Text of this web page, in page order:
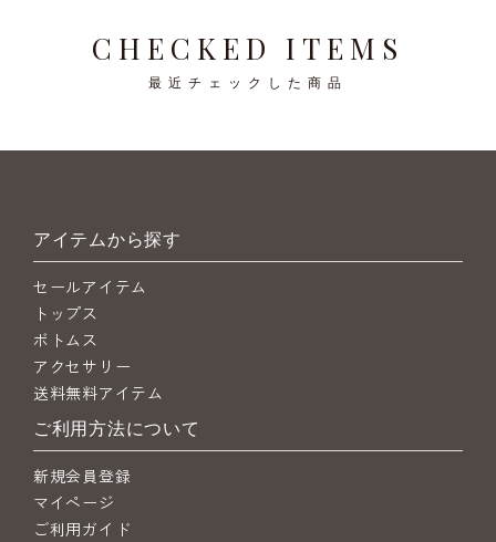
CHECKED ITEMS
最近チェックした商品
アイテムから探す
セールアイテム
トップス
ボトムス
アクセサリー
送料無料アイテム
ご利用方法について
新規会員登録
マイページ
ご利用ガイド